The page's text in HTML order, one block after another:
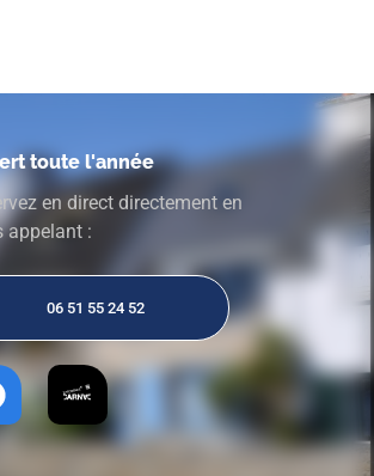
toute l'année
en direct directement en
appelant :
06 51 55 24 52